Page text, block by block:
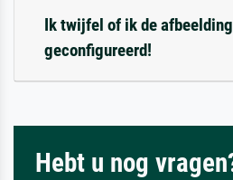
Ik twijfel of ik de
geconfigureerd!
Hebt u nog